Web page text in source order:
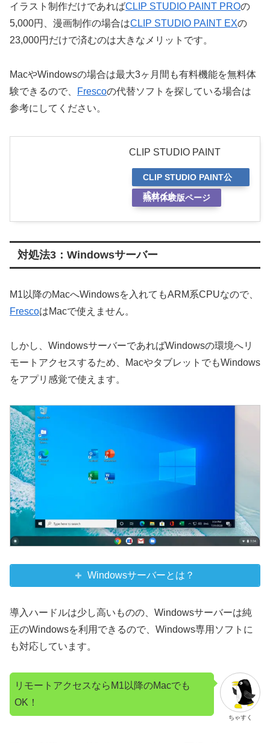
イラスト制作だけであればCLIP STUDIO PAINT PROの
5,000円、漫画制作の場合はCLIP STUDIO PAINT EXの
23,000円だけで済むのは大きなメリットです。
MacやWindowsの場合は最大3ヶ月間も有料機能を無料体
験できるので、
Frescoの代替ソフトを探している場合は
参考にしてください。
CLIP STUDIO PAINT
CLIP STUDIO PAINT公
式サイト
無料体験版ページ
対処法3：Windowsサーバー
M1以降のMacへWindowsを入れてもARM系CPUなので、
FrescoはMacで使えません。
しかし、WindowsサーバーであればWindowsの環境へリ
モートアクセスするため、MacやタブレットでもWindows
をアプリ感覚で使えます。
Windowsサーバーとは？
導入ハードルは少し高いものの、Windowsサーバーは純
正のWindowsを利用できるので、Windows専用ソフトに
も対応しています。
ちゃすく
リモートアクセスならM1以降のMacでも
OK！